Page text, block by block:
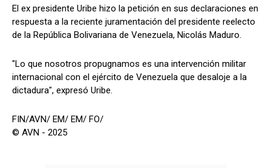
El ex presidente Uribe hizo la petición en sus declaraciones en
respuesta a la reciente juramentación del presidente reelecto
de la República Bolivariana de Venezuela, Nicolás Maduro.
"Lo que nosotros propugnamos es una intervención militar
internacional con el ejército de Venezuela que desaloje a la
dictadura", expresó Uribe.
FIN/AVN/ EM/ EM/ FO/
© AVN - 2025